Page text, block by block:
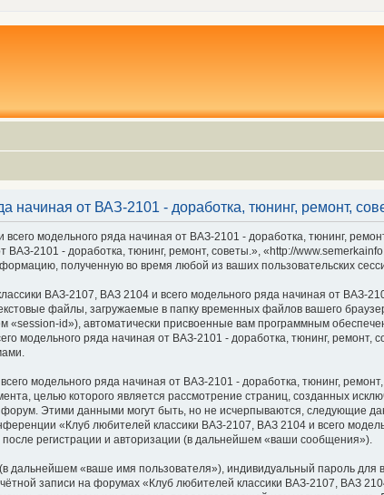
начиная от ВАЗ-2101 - доработка, тюнинг, ремонт,
модельного ряда начиная от ВАЗ-2101 - доработка, тюнинг,
2101 - доработка, тюнинг, ремонт, советы.», «http://
полученную во время любой из ваших пользовательских
ВАЗ-2107, ВАЗ 2104 и всего модельного ряда начиная от ВАЗ-
файлы, загружаемые в папку временных файлов вашего
id»), автоматически присвоенные вам программным
модельного ряда начиная от ВАЗ-2101 - доработка, тюнинг, ремонт,
модельного ряда начиная от ВАЗ-2101 - доработка, тюнинг,
целью которого является рассмотрение страниц, созданных
Этими данными могут быть, но не исчерпываются, следующие
«Клуб любителей классики ВАЗ-2107, ВАЗ 2104 и всего
регистрации и авторизации (в дальнейшем «ваши сообщения»).
дальнейшем «ваше имя пользователя»), индивидуальный пароль
записи на форумах «Клуб любителей классики ВАЗ-2107, ВАЗ